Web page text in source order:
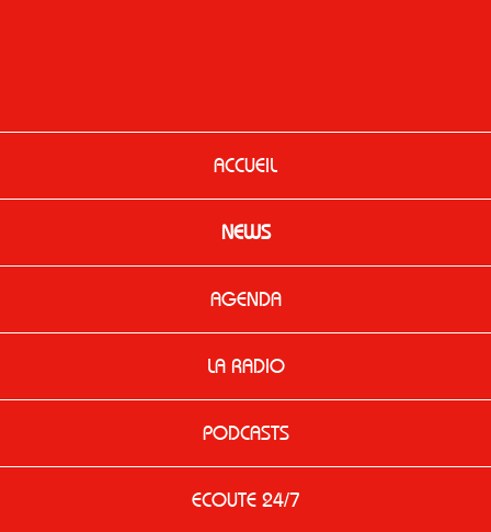
ACCUEIL
NEWS
AGENDA
LA RADIO
PODCASTS
ECOUTE 24/7